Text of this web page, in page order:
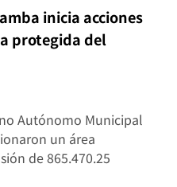
inicia acciones
protegida del
Autónomo Municipal
un área
de 865.470.25